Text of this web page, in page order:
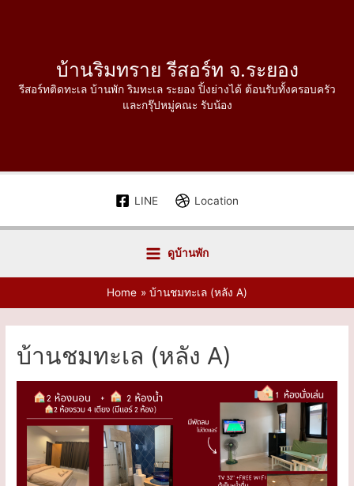
บ้านริมทราย รีสอร์ท จ.ระยอง
รีสอร์ทติดทะเล บ้านพัก ริมทะเล ระยอง ปิ้งย่างได้ ต้อนรับทั้งครอบครัว
และกรุ๊ปหมู่คณะ รับน้อง
LINE Location
Main
Menu
ดูบ้านพัก
Home บ้านชมทะเล (หลัง A)
บ้านชมทะเล (หลัง A)